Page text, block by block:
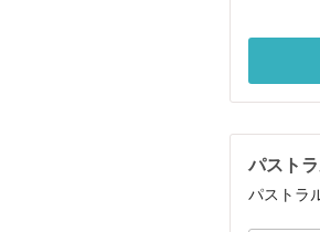
パスト
パストラ